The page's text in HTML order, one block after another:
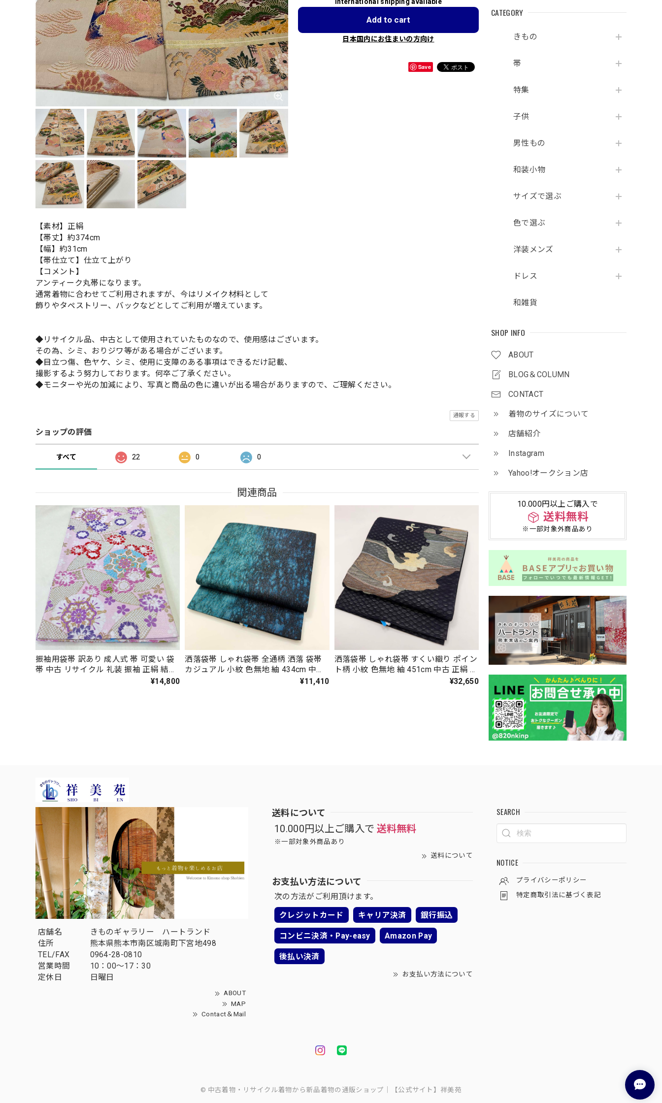
CATEGORY
きもの
帯
特集
子供
男性もの
和装小物
サイズで選ぶ
色で選ぶ
洋装メンズ
ドレス
和雑貨
SHOP INFO
ABOUT
BLOG＆COLUMN
CONTACT
着物のサイズについて
店舗紹介
Instagram
Yahoo!オークション店
10.000円以上ご購入で
送料無料
※一部対象外商品あり
Add to cart
日本国内にお住まいの方向け
Save
【素材】正絹
【帯丈】約374cm
【幅】約31cm
【帯仕立て】仕立て上がり
【コメント】
アンティーク丸帯になります。
通常着物に合わせてご利用されますが、今はリメイク材料として
飾りやタペストリー、バックなどとしてご利用が増えています。
◆リサイクル品、中古として使用されていたものなので、使用感はございます。
その為、シミ、おりジワ等がある場合がございます。
◆目立つ傷、色ヤケ、シミ、使用に支障のある事項はできるだけ記載、
撮影するよう努力しております。何卒ご了承ください。
◆モニターや光の加減により、写真と商品の色に違いが出る場合がありますので、ご理解ください。
通報する
ショップの評価
すべて 22 0 0
関連商品
振袖用袋帯 訳あり 成人式 帯 可愛い 袋
帯 中古 リサイクル 礼装 振袖 正絹 結婚
式 仕立て上がり ピンク 444cm 2761
¥14,800
洒落袋帯 しゃれ袋帯 全通柄 洒落 袋帯
カジュアル 小紋 色無地 紬 434cm 中古
¥11,410
洒落袋帯 しゃれ袋帯 すくい織り ポイン
ト柄 小紋 色無地 紬 451cm 中古 正絹 仕
¥32,650
店舗名
きものギャラリー ハートランド
住所
熊本県熊本市南区城南町下宮地498
TEL/FAX
0964-28-0810
営業時間
10：00～17：30
定休日
日曜日
ABOUT
MAP
Contact＆Mail
送料について
10.000円以上ご購入で 送料無料
※一部対象外商品あり
送料について
お支払い方法について
次の方法がご利用頂けます。
クレジットカード
キャリア決済 銀行振込
コンビニ決済・Pay-easy Amazon Pay
後払い決済
お支払い方法について
SEARCH
NOTICE
プライバシーポリシー
特定商取引法に基づく表記
© 中古着物・リサイクル着物から新品着物の通販ショップ｜【公式サイト】祥美苑